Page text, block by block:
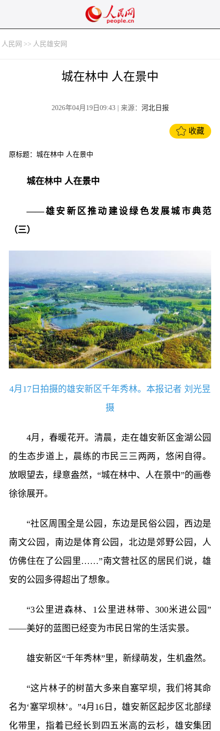
人民网 >> 人民雄安网
城在林中 人在景中
2026年04月19日09:43| 来源： 河北日报
收藏
原标题：城在林中 人在景中
城在林中 人在景中
——雄安新区推动建设绿色发展城市典范
（三）
4月17日拍摄的雄安新区千年秀林。本报记者 刘光昱
摄
4月，春暖花开。清晨，走在雄安新区金湖公园
的生态步道上，晨练的市民三三两两，悠闲自得。
放眼望去，绿意盎然，“城在林中、人在景中”的画卷
徐徐展开。
“社区周围全是公园，东边是民俗公园，西边是
南文公园，南边是体育公园，北边是郊野公园，人
仿佛住在了公园里……”南文营社区的居民们说，雄
安的公园多得超出了想象。
“3公里进森林、1公里进林带、300米进公园”
——美好的蓝图已经变为市民日常的生活实景。
雄安新区“千年秀林”里，新绿萌发，生机盎然。
“这片林子的树苗大多来自塞罕坝，我们将其命
名为‘塞罕坝林’。”4月16日，雄安新区起步区北部绿
化带里，指着已经长到四五米高的云杉，雄安集团